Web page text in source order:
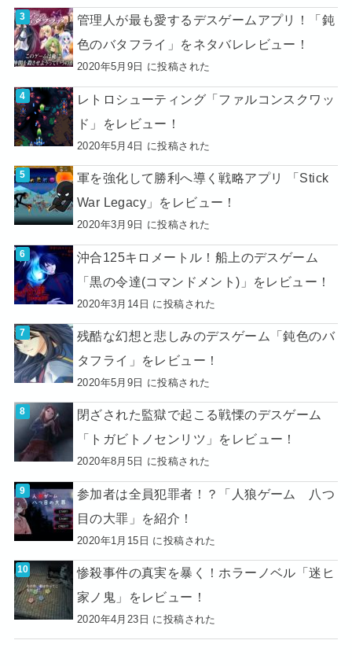
管理人が最も愛するデスゲームアプリ！「鈍
色のバタフライ」をネタバレレビュー！
2020年5月9日 に投稿された
レトロシューティング「ファルコンスクワッ
ド」をレビュー！
2020年5月4日 に投稿された
軍を強化して勝利へ導く戦略アプリ 「Stick
War Legacy」をレビュー！
2020年3月9日 に投稿された
沖合125キロメートル！船上のデスゲーム
「黒の令達(コマンドメント)」をレビュー！
2020年3月14日 に投稿された
残酷な幻想と悲しみのデスゲーム「鈍色のバ
タフライ」をレビュー！
2020年5月9日 に投稿された
閉ざされた監獄で起こる戦慄のデスゲーム
「トガビトノセンリツ」をレビュー！
2020年8月5日 に投稿された
参加者は全員犯罪者！？「人狼ゲーム 八つ
目の大罪」を紹介！
2020年1月15日 に投稿された
惨殺事件の真実を暴く！ホラーノベル「迷ヒ
家ノ鬼」をレビュー！
2020年4月23日 に投稿された